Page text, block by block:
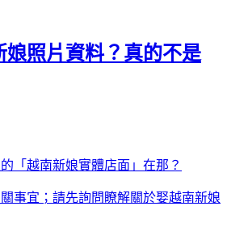
娘照片資料？真的不是
「越南新娘實體店面」在那？
事宜；請先詢問瞭解關於娶越南新娘